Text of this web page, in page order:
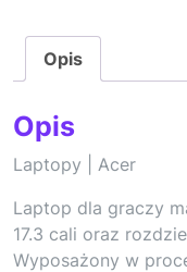
Opis
Opis
Laptopy | Acer
Laptop dla graczy
17.3 cali oraz
Wyposażony w